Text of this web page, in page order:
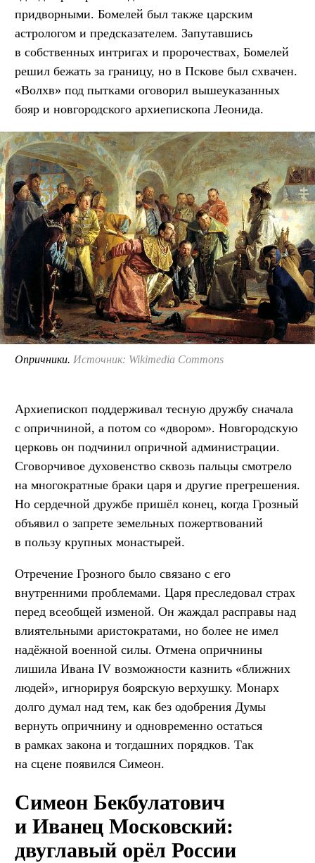
придворными. Бомелей был также царским
астрологом и предсказателем. Запутавшись
в собственных интригах и пророчествах, Бомелей
решил бежать за границу, но в Пскове был схвачен.
«Волхв» под пытками оговорил вышеуказанных
бояр и новгородского архиепископа Леонида.
Опричники. Источник: Wikimedia Commons
Архиепископ поддерживал тесную дружбу сначала
с опричниной, а потом со «двором». Новгородскую
церковь он подчинил опричной администрации.
Сговорчивое духовенство сквозь пальцы смотрело
на многократные браки царя и другие прегрешения.
Но сердечной дружбе пришёл конец, когда Грозный
объявил о запрете земельных пожертвований
в пользу крупных монастырей.
Отречение Грозного было связано с его
внутренними проблемами. Царя преследовал страх
перед всеобщей изменой. Он жаждал расправы над
влиятельными аристократами, но более не имел
надёжной военной силы. Отмена опричнины
лишила Ивана IV возможности казнить «ближних
людей», игнорируя боярскую верхушку. Монарх
долго думал над тем, как без одобрения Думы
вернуть опричнину и одновременно остаться
в рамках закона и тогдашних порядков. Так
на сцене появился Симеон.
Симеон Бекбулатович
и Иванец Московский:
двуглавый орёл России